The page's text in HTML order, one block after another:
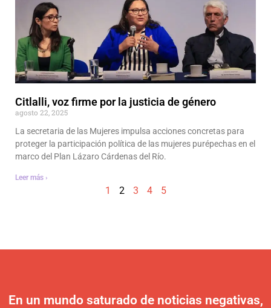
Citlalli, voz firme por la justicia de género
agosto 22, 2025
La secretaria de las Mujeres impulsa acciones concretas para
proteger la participación política de las mujeres purépechas en el
marco del Plan Lázaro Cárdenas del Río.
Leer más ›
1 2 3 4 5
En un mundo saturado de noticias negativas,